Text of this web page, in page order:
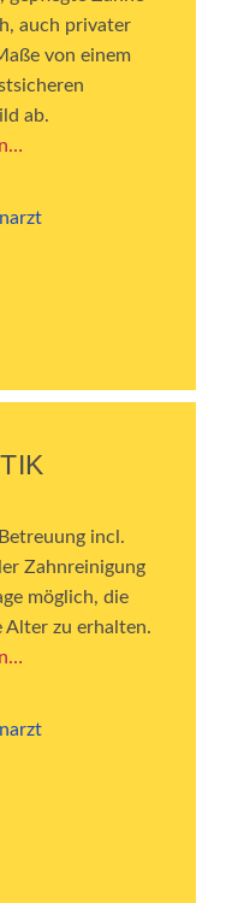
auch privater
von einem
ab.
incl.
Zahnreinigung
möglich, die
Alter zu erhalten.